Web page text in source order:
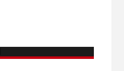
Sigue investigación